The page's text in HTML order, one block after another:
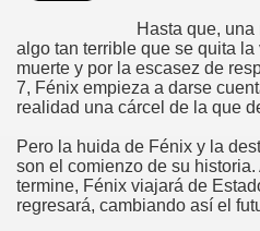
Hasta que,
algo tan terrible que se quita
muerte y por la escasez de
7, Fénix empieza a darse
realidad una cárcel de la que
Pero la huida de Fénix y la
son el comienzo de su
termine, Fénix viajará de
regresará, cambiando así el